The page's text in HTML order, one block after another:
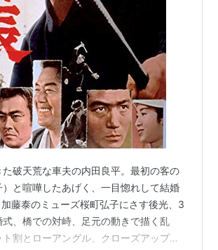
破天荒な車夫の内田良平。最初の客の
と喧嘩したあげく、一目惚れして結婚
藤泰のミューズ桜町弘子にさす後光、3
式、橋での対峙、足元の動きで描く乱
割とローアングル、クローズアップと